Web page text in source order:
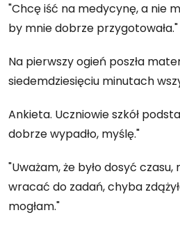
"Chcę iść na medycynę, a nie
by mnie dobrze przygotowała."
Na pierwszy ogień poszła
siedemdziesięciu minutach
Ankieta. Uczniowie szkół
dobrze wypadło, myślę."
"Uważam, że było dosyć
wracać do zadań, chyba
mogłam."